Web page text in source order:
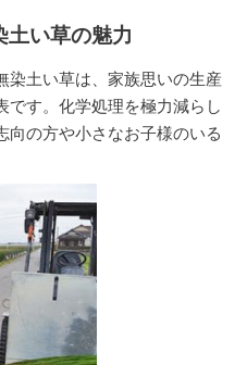
土い草の魅力
染土い草は、家族思いの生産
です。化学処理を極力減らし
向の方や小さなお子様のいる